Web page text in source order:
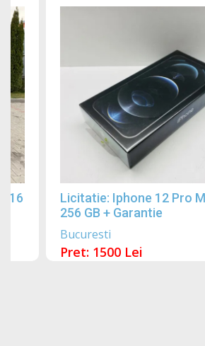
Licitatie: Iphone 12 Pro
256 GB + Garantie
Bucuresti
Pret: 1500 Lei